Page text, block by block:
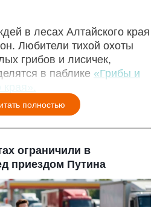
в лесах Алтайского края
Любители тихой охоты
грибов и лисичек,
в паблике «Грибы и
полностью
ограничили в
приездом Путина